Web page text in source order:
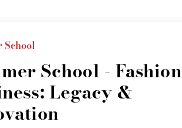
School
School - Fashion
Legacy &